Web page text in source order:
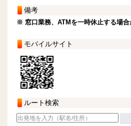
備考
※ 窓口業務、ATMを一時休止する場合
モバイルサイト
ルート検索